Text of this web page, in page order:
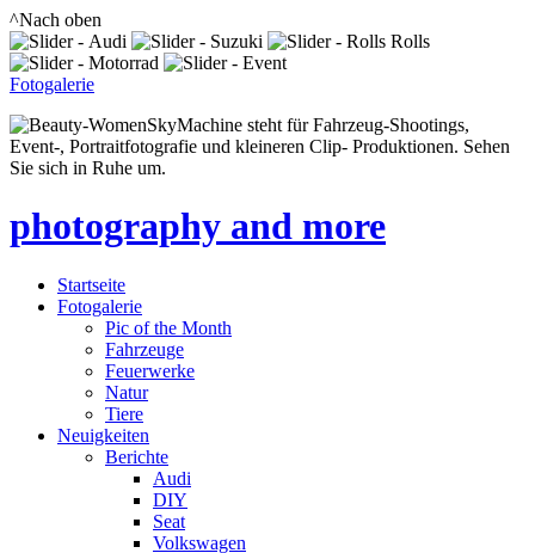
^Nach oben
Fotogalerie
SkyMachine steht für Fahrzeug-Shootings,
Event-, Portraitfotografie und kleineren Clip- Produktionen. Sehen
Sie sich in Ruhe um.
photography and more
Startseite
Fotogalerie
Pic of the Month
Fahrzeuge
Feuerwerke
Natur
Tiere
Neuigkeiten
Berichte
Audi
DIY
Seat
Volkswagen